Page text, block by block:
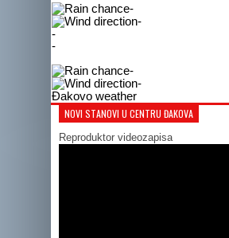
-
-
-
-
-
-
Đakovo weather
NOVI STANOVI U CENTRU ĐAKOVA
Reproduktor videozapisa